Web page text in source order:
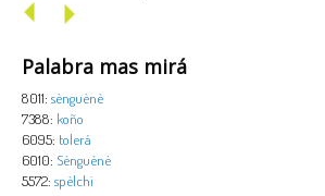
Palabra mas mirá
8011: sènguènè
7388: koño
6095: tolerá
6010: Sènguènè
5572: spèlchi